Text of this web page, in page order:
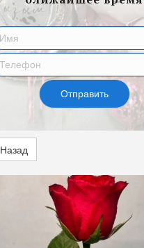
Отправить
Назад